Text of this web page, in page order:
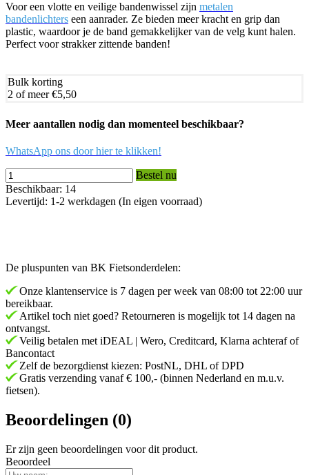
Voor een vlotte en veilige bandenwissel zijn metalen
bandenlichters een aanrader. Ze bieden meer kracht en grip dan
plastic, waardoor je de band gemakkelijker van de velg kunt halen.
Perfect voor strakker zittende banden!
Bulk korting
2 of meer €5,50
Meer aantallen nodig dan momenteel beschikbaar?
WhatsApp ons door hier te klikken!
Bestel nu
Beschikbaar: 14
Levertijd: 1-2 werkdagen (In eigen voorraad)
De pluspunten van BK Fietsonderdelen:
Onze klantenservice is 7 dagen per week van 08:00 tot 22:00 uur
bereikbaar.
Artikel toch niet goed? Retourneren is mogelijk tot 14 dagen na
ontvangst.
Veilig betalen met iDEAL | Wero, Creditcard, Klarna achteraf of
Bancontact
Zelf de bezorgdienst kiezen: PostNL, DHL of DPD
Gratis verzending vanaf € 100,- (binnen Nederland en m.u.v.
fietsen).
Beoordelingen (0)
Er zijn geen beoordelingen voor dit product.
Beoordeel